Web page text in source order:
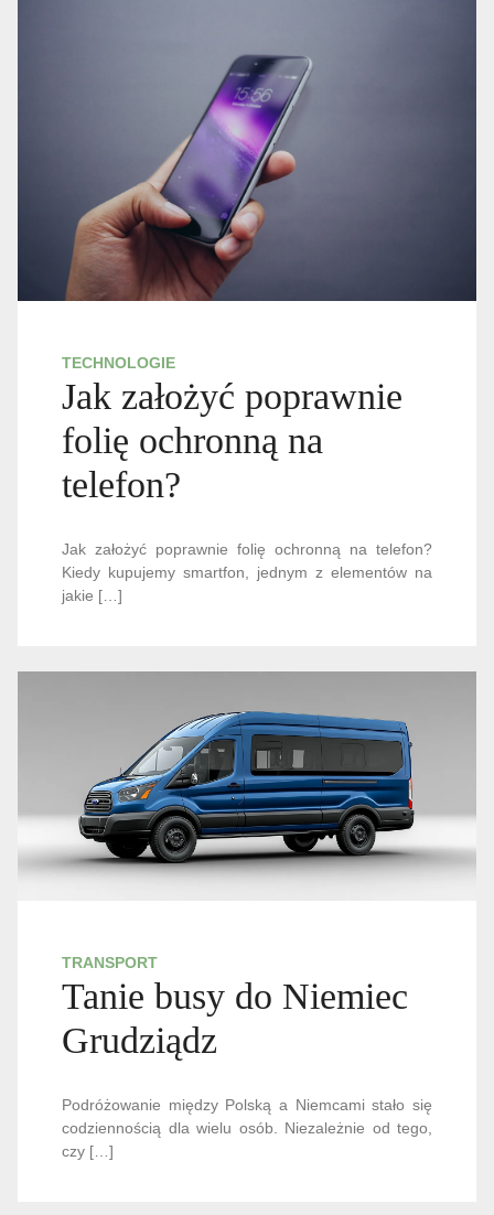
TECHNOLOGIE
Jak założyć poprawnie
folię ochronną na
telefon?
Jak założyć poprawnie folię ochronną na telefon?
Kiedy kupujemy smartfon, jednym z elementów na
jakie […]
TRANSPORT
Tanie busy do Niemiec
Grudziądz
Podróżowanie między Polską a Niemcami stało się
codziennością dla wielu osób. Niezależnie od tego,
czy […]